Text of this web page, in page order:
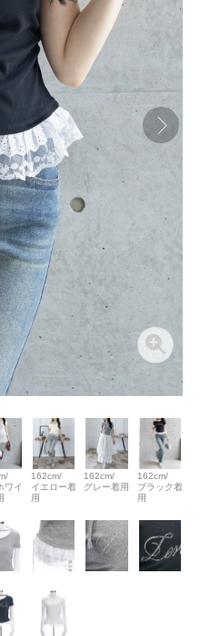
ワイ
162cm/
イエロー着
用
162cm/
グレー着用
162cm/
ブラック着
用